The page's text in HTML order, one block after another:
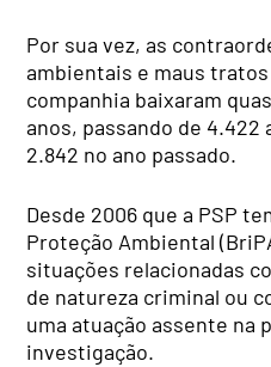
Por sua vez, as
ambientais e maus
companhia baixaram
anos, passando de 4.422
2.842 no ano passado.
Desde 2006 que a PSP
Proteção Ambiental
situações relacionadas
de natureza criminal ou
uma atuação assente na
investigação.